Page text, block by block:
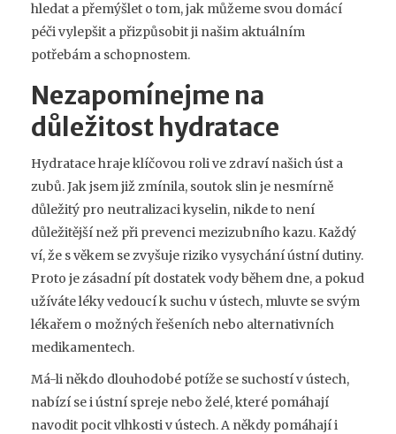
hledat a přemýšlet o tom, jak můžeme svou domácí
péči vylepšit a přizpůsobit ji našim aktuálním
potřebám a schopnostem.
Nezapomínejme na
důležitost hydratace
Hydratace hraje klíčovou roli ve zdraví našich úst a
zubů. Jak jsem již zmínila, soutok slin je nesmírně
důležitý pro neutralizaci kyselin, nikde to není
důležitější než při prevenci mezizubního kazu. Každý
ví, že s věkem se zvyšuje riziko vysychání ústní dutiny.
Proto je zásadní pít dostatek vody během dne, a pokud
užíváte léky vedoucí k suchu v ústech, mluvte se svým
lékařem o možných řešeních nebo alternativních
medikamentech.
Má-li někdo dlouhodobé potíže se suchostí v ústech,
nabízí se i ústní spreje nebo želé, které pomáhají
navodit pocit vlhkosti v ústech. A někdy pomáhají i